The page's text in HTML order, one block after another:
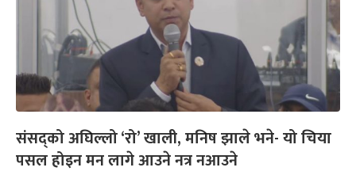
संसद्‌को अघिल्लो ‘रो’ खाली, मनिष झाले भने- यो चिया
पसल होइन मन लागे आउने नत्र नआउने